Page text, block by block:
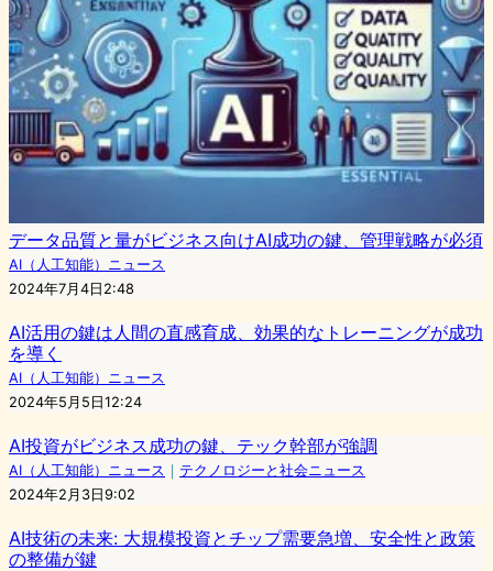
データ品質と量がビジネス向けAI成功の鍵、管理戦略が必須
AI（人工知能）ニュース
2024年7月4日2:48
AI活用の鍵は人間の直感育成、効果的なトレーニングが成功
を導く
AI（人工知能）ニュース
2024年5月5日12:24
AI投資がビジネス成功の鍵、テック幹部が強調
AI（人工知能）ニュース ｜ テクノロジーと社会ニュース
2024年2月3日9:02
AI技術の未来: 大規模投資とチップ需要急増、安全性と政策
の整備が鍵